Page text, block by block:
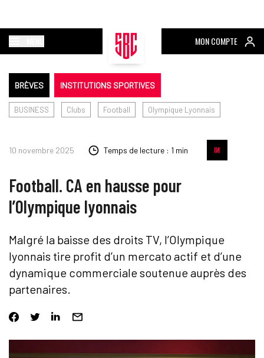
MON COMPTE
BRÈVES INSTITUTIONS SPORTIVES
BUSINESS Clubs Football Olympique Lyonnais
10 novembre 2025 Temps de lecture : 1 min
Football. CA en hausse pour
l’Olympique lyonnais
Malgré la baisse des droits TV, l’Olympique
lyonnais tire profit d’un mercato actif et d’une
dynamique commerciale soutenue auprès des
partenaires.